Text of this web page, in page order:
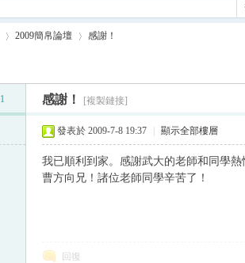
›
2009簡帛論壇
›
感謝！
1 感謝！ [複製鏈接]
發表於 2009-7-8 19:37 顯示全部樓層
我已順利到家。感謝武大的老師和同學
曹方向兄！諸位老師同學辛苦了！
回復